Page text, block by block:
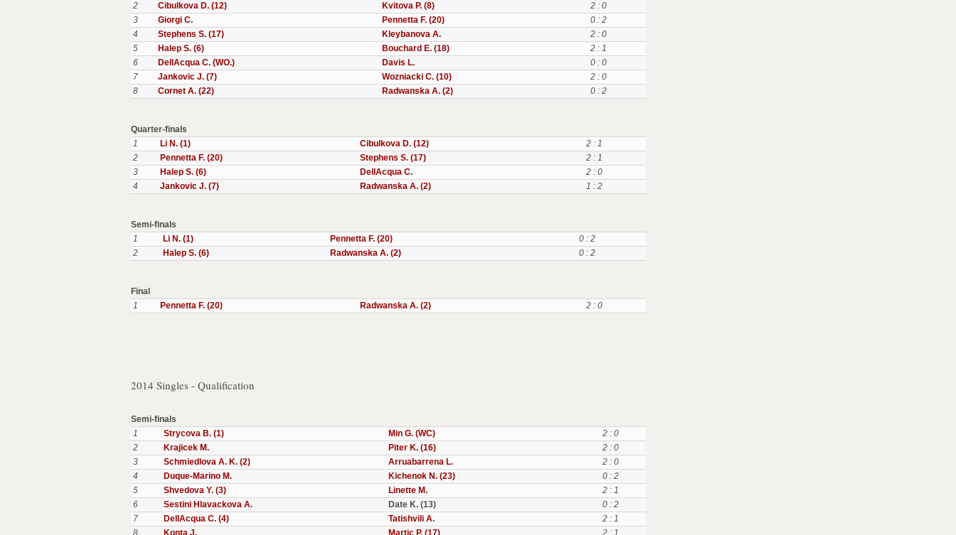
2
Cibulkova D. (12) Kvitova P. (8)
2 : 0
3
Giorgi C. Pennetta F. (20)
0 : 2
4
Stephens S. (17) Kleybanova A.
2 : 0
5
Halep S. (6) Bouchard E. (18)
2 : 1
6
DellAcqua C. (WO.) Davis L.
0 : 0
7
Jankovic J. (7) Wozniacki C. (10)
2 : 0
8
Cornet A. (22) Radwanska A. (2) 0 : 2
Quarter-finals
1
Li N. (1) Cibulkova D. (12)
2 : 1
2
Pennetta F. (20) Stephens S. (17)
2 : 1
3
Halep S. (6) DellAcqua C.
2 : 0
4
Jankovic J. (7) Radwanska A. (2) 1 : 2
Semi-finals
1
Li N. (1) Pennetta F. (20)
0 : 2
2
Halep S. (6) Radwanska A. (2) 0 : 2
Final
1
Pennetta F. (20) Radwanska A. (2) 2 : 0
2014 Singles - Qualification
Semi-finals
1
Strycova B. (1) Min G. (WC)
2 : 0
2
Krajicek M. Piter K. (16)
2 : 0
3
Schmiedlova A. K. (2) Arruabarrena L.
2 : 0
4
Duque-Marino M. Kichenok N. (23)
0 : 2
5
Shvedova Y. (3) Linette M.
2 : 1
6
Sestini Hlavackova A. Date K. (13)
0 : 2
7
DellAcqua C. (4) Tatishvili A.
2 : 1
8
Konta J. Martic P. (17) 2 : 1